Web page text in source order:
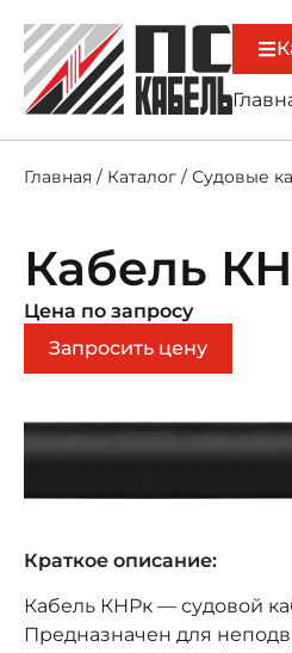
Главная / Каталог / Судовые
Кабель
Цена по запросу
Запросить цену
Краткое описание:
Кабель КНРк — судовой
Предназначен для